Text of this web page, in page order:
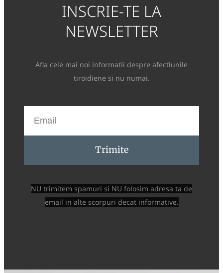
INSCRIE-TE LA
NEWSLETTER
Afla cele mai noi informatii despre afectiunile
tiroidiene si nu numai.
Trimite
NU trimitem spamuri si NU folosim adresa ta de
email in alte scorpuri decat informative.